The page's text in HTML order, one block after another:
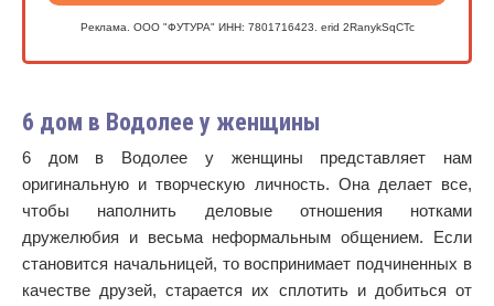
Реклама. ООО "ФУТУРА" ИНН: 7801716423. erid 2RanykSqCTc
6 дом в Водолее у женщины
6 дом в Водолее у женщины представляет нам
оригинальную и творческую личность. Она делает все,
чтобы наполнить деловые отношения нотками
дружелюбия и весьма неформальным общением. Если
становится начальницей, то воспринимает подчиненных в
качестве друзей, старается их сплотить и добиться от